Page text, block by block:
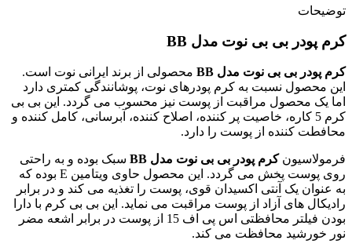
توضیحات
کرم پودر بی بی نوت مدل BB
کرم پودر بی بی نوت مدل BB
محصولی از برند ایرانی نوت است.
این محصول نسبت به کرم پودرهای نوت، پوشانندگی کمتری دارد
اما یک محصول مراقبت از پوست نیز محسوب می گردد. این بی بی
کرم 5 کاره، خاصیت پر کننده، اصلاح کننده، آبرسانی، کامل کننده و
محافطت کننده از پوست را دارد.
فرمولاسیونکرم پودر بی بی نوت مدل BB
سبک بوده و به راحتی
روی پوست پخش می گردد. این محصول حاوی ویتامین E بوده که
به عنوان یک آنتی اکسیدان قوی، پوست را تغذیه می کند و در برابر
رادیکال های آزاد از پوست مراقبت می نماید. این بی بی کرم با دارا
بودن فیلتر محافظتی اس پی اف 15 از پوست در برابر اشعه مضر
نور خورشید محافظت می کند.